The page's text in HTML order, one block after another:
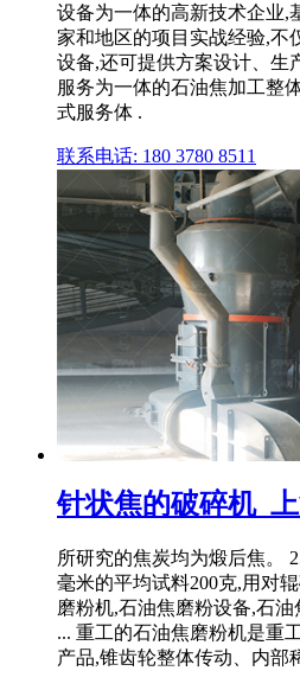
设备为一体的高新技术企业,
家和地区的项目实战经验,不
设备,还可提供方案设计、生
服务为一体的石油焦加工整
式服务体 .
联系电话: 180 3780 8511
针状焦的破碎机_
所研究的焦炭均为煅后焦。
毫米的平均试料200克,用对
磨粉机,石油焦磨粉设备,石
... 重工的石油焦磨粉机是重
产品,锥齿轮整体传动、内部